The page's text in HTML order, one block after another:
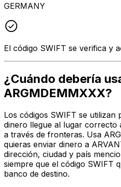
GERMANY
El código SWIFT se verifica y
¿Cuándo debería
ARGMDEMMXXX?
Los códigos SWIFT se utilizan
dinero llegue al lugar correcto
a través de fronteras. Usa
quieras enviar dinero a
dirección, ciudad y país
siempre que el código SWIFT
banco de destino.